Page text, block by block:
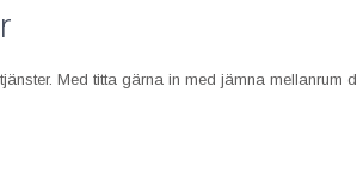
Med titta gärna in med jämna